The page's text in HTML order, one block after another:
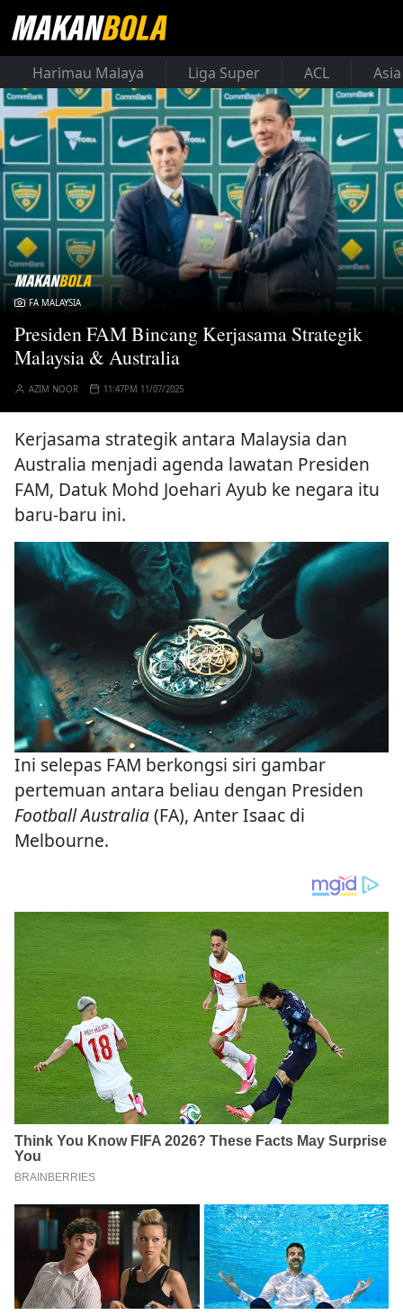
Harimau Malaya Liga Super ACL
FA MALAYSIA
Presiden FAM Bincang Kerjasama Strategik
Malaysia & Australia
AZIM NOOR 11:47PM 11/07/2025
Kerjasama strategik antara Malaysia dan
Australia menjadi agenda lawatan Presiden
FAM, Datuk Mohd Joehari Ayub ke negara itu
baru-baru ini.
Ini selepas FAM berkongsi siri gambar
pertemuan antara beliau dengan Presiden
Football Australia(FA), Anter Isaac di
Melbourne.